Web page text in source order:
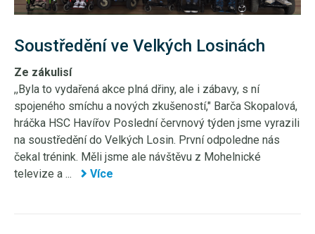
Soustředění ve Velkých Losinách
Ze zákulisí
,,Byla to vydařená akce plná dřiny, ale i zábavy, s ní
spojeného smíchu a nových zkušeností," Barča Skopalová,
hráčka HSC Havířov Poslední červnový týden jsme vyrazili
na soustředění do Velkých Losin. První odpoledne nás
čekal trénink. Měli jsme ale návštěvu z Mohelnické
televize a ...
Více